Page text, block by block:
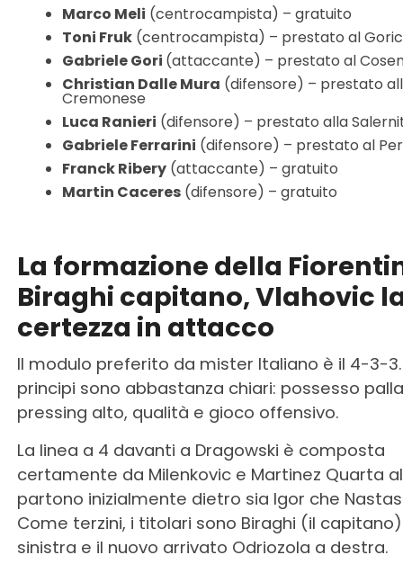
Marco Meli (centrocampista) – gratuito
Toni Fruk(centrocampista) – prestato al
Gabriele Gori (attaccante) – prestato al
Christian Dalle Mura (difensore) – prestato
Cremonese
Luca Ranieri (difensore) – prestato alla
Gabriele Ferrarini (difensore) – prestato al
Franck Ribery(attaccante) – gratuito
Martin Caceres(difensore) – gratuito
La formazione della
Biraghi capitano, Vlahovic
certezza in attacco
Il modulo preferito da mister Italiano è il 4-3-3.
principi sono abbastanza chiari: possesso
pressing alto, qualità e gioco offensivo.
La linea a 4 davanti a Dragowski è composta
certamente da Milenkovic e Martinez Quarta
partono inizialmente dietro sia Igor che
Come terzini, i titolari sono Biraghi (il
sinistra e il nuovo arrivato Odriozola a destra.